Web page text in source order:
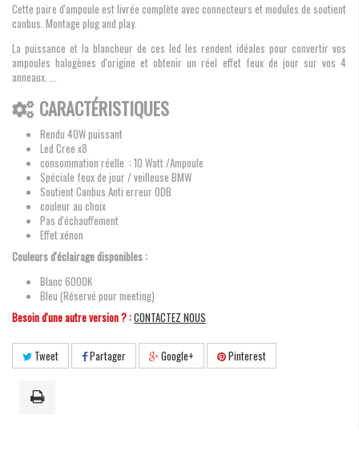
Cette paire d'ampoule est livrée complète avec connecteurs et modules de soutient
canbus. Montage plug and play.
La puissance et la blancheur de ces led les rendent idéales pour convertir vos
ampoules halogènes d'origine et obtenir un réel effet feux de jour sur vos 4
anneaux. ...
CARACTÉRISTIQUES
Rendu 40W puissant
Led Cree x8
consommation réelle : 10 Watt /Ampoule
Spéciale feux de jour / veilleuse BMW
Soutient Canbus Anti erreur ODB
couleur au choix
Pas d'échauffement
Effet xénon
Couleurs d'éclairage disponibles :
Blanc 6000K
Bleu (Réservé pour meeting)
Besoin d'une autre version ? :CONTACTEZ NOUS
Tweet Partager Google+ Pinterest